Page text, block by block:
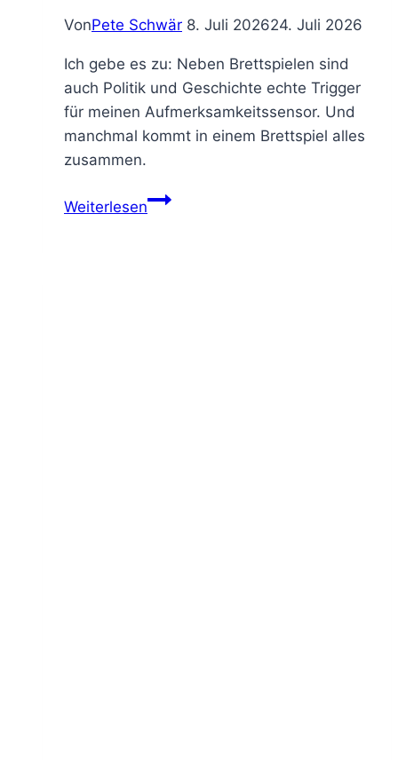
VonPete Schwär 8. Juli 202624. Juli 2026
Ich gebe es zu: Neben Brettspielen sind
auch Politik und Geschichte echte Trigger
für meinen Aufmerksamkeitssensor. Und
manchmal kommt in einem Brettspiel alles
zusammen.
Weiterlesen
kennst